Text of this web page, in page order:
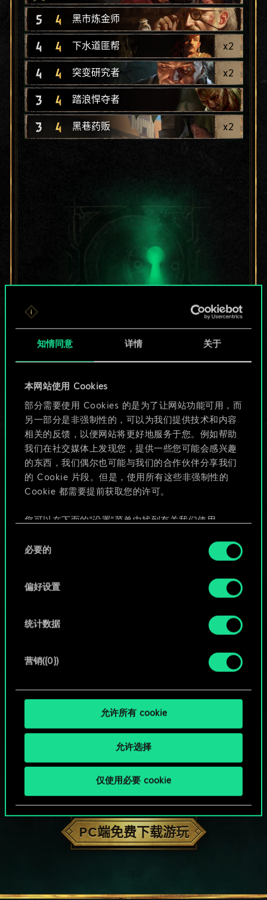
知情同意 详情 关于
本网站使用 Cookies
部分需要使用 Cookies 的是为了让网站功能可用，而
另一部分是非强制性的，可以为我们提供技术和内容
相关的反馈，以便网站将更好地服务于您。例如帮助
我们在社交媒体上发现您，提供一些您可能会感兴趣
的东西，我们偶尔也可能与我们的合作伙伴分享我们
的 Cookie 片段。但是，使用所有这些非强制性的
Cookie 都需要提前获取您的许可。
您可以在下面的"设置"菜单中找到有关我们使用
好。一旦您了解了其中的内容并准备好继续，请点
必要的
偏好设置
统计数据
营销({0})
允许所有 cookie
允许选择
仅使用必要 cookie
5 4 黑市炼金师
4 4 下水道匪帮 x2
4 4 突变研究者 x2
3 4 踏浪悍夺者
3 4 黑巷药贩 x2
目前只是分享了一套
牌，但能做的不止这
些！
给牌组命名并撰写攻略
编辑牌组
HOW ABOUT A ROUND OF GWENT?
PC端免费下载游玩